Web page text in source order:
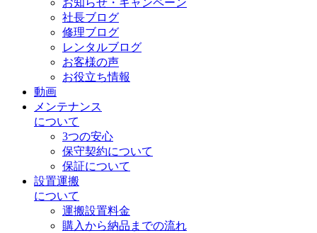
お知らせ・キャンペーン
社長ブログ
修理ブログ
レンタルブログ
お客様の声
お役立ち情報
動画
メンテナンス
について
3つの安心
保守契約について
保証について
設置運搬
について
運搬設置料金
購入から納品までの流れ